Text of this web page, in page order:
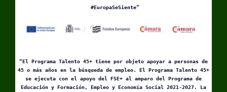
#EuropaSeSiente”
“El Programa Talento 45+ tiene por objeto apoyar a personas de
45 o más años en la búsqueda de empleo. El Programa Talento 45+
se ejecuta con el apoyo del FSE+ al amparo del Programa de
Educación y Formación, Empleo y Economía Social 2021-2027. La